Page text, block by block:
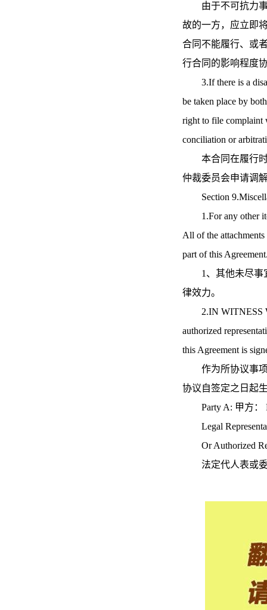
由于不可抗力事
故的一方，应立即
合同不能履行、或
行合同的影响程度
3.If there is a
be taken place by
right to file complaint
conciliation or
本合同在履行时
仲裁委员会申请调
Section
1.For any other
All of the attachments
part of this
1、其他未尽事宜
律效力。
2.IN WITNESS
authorized
this Agreement is
作为所协议事项
协议自签定之日起
Party A: 甲方：
Legal
Or Authorized
法定代人表或委